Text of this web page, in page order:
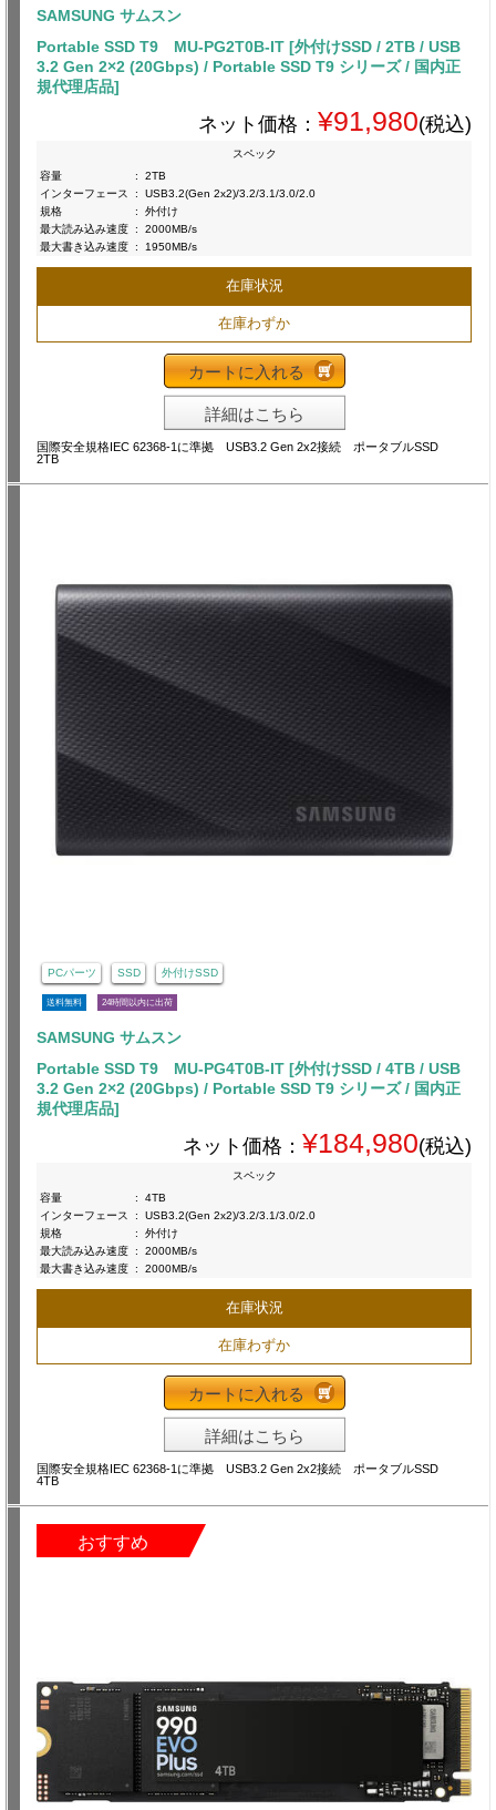
SAMSUNG サムスン
Portable SSD T9 MU-PG2T0B-IT [外付けSSD / 2TB / USB
3.2 Gen 2×2 (20Gbps) / Portable SSD T9 シリーズ / 国内正
規代理店品]
ネット価格： ¥91,980(税込)
スペック
容量
:
2TB
インターフェース
:
USB3.2(Gen 2x2)/3.2/3.1/3.0/2.0
規格
:
外付け
最大読み込み速度 :
2000MB/s
最大書き込み速度 : 1950MB/s
在庫状況
在庫わずか
カートに入れる
詳細はこちら
国際安全規格IEC 62368-1に準拠 USB3.2 Gen 2x2接続 ポータブルSSD
2TB
PCパーツ SSD 外付けSSD
送料無料 24時間以内に出荷
SAMSUNG サムスン
Portable SSD T9 MU-PG4T0B-IT [外付けSSD / 4TB / USB
3.2 Gen 2×2 (20Gbps) / Portable SSD T9 シリーズ / 国内正
規代理店品]
ネット価格： ¥184,980(税込)
スペック
容量
:
4TB
インターフェース
:
USB3.2(Gen 2x2)/3.2/3.1/3.0/2.0
規格
:
外付け
最大読み込み速度 :
2000MB/s
最大書き込み速度 : 2000MB/s
在庫状況
在庫わずか
カートに入れる
詳細はこちら
国際安全規格IEC 62368-1に準拠 USB3.2 Gen 2x2接続 ポータブルSSD
4TB
おすすめ